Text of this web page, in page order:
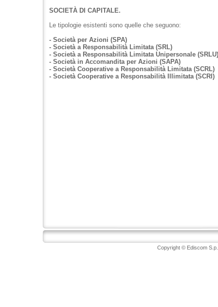
SOCIETÀ DI CAPITALE.
Le tipologie esistenti sono quelle che seguono:
- Società per Azioni (SPA)
- Società a Responsabilità Limitata (SRL)
- Società a Responsabilità Limitata Unipersonale (SRLU)
- Società in Accomandita per Azioni (SAPA)
- Società Cooperative a Responsabilità Limitata (SCRL)
- Società Cooperative a Responsabilità Illimitata (SCRI)
Copyright © Ediscom